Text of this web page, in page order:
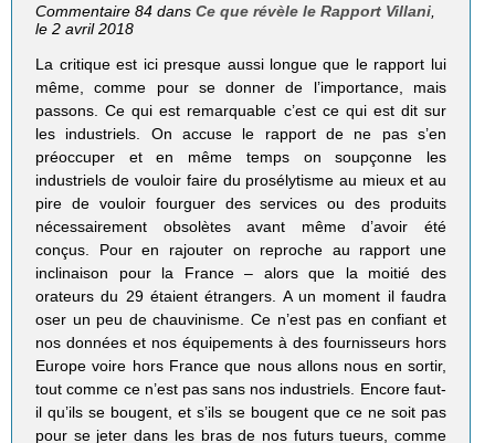
Commentaire 84 dansCe que révèle le Rapport Villani
le 2 avril 2018
La critique est ici presque aussi longue que le rapport lui
même, comme pour se donner de l’importance, mais
passons. Ce qui est remarquable c’est ce qui est dit sur
les industriels. On accuse le rapport de ne pas s’en
préoccuper et en même temps on soupçonne les
industriels de vouloir faire du prosélytisme au mieux et au
pire de vouloir fourguer des services ou des produits
nécessairement obsolètes avant même d’avoir été
conçus. Pour en rajouter on reproche au rapport une
inclinaison pour la France – alors que la moitié des
orateurs du 29 étaient étrangers. A un moment il faudra
oser un peu de chauvinisme. Ce n’est pas en confiant et
nos données et nos équipements à des fournisseurs hors
Europe voire hors France que nous allons nous en sortir,
tout comme ce n’est pas sans nos industriels. Encore faut-
il qu’ils se bougent, et s’ils se bougent que ce ne soit pas
pour se jeter dans les bras de nos futurs tueurs, comme